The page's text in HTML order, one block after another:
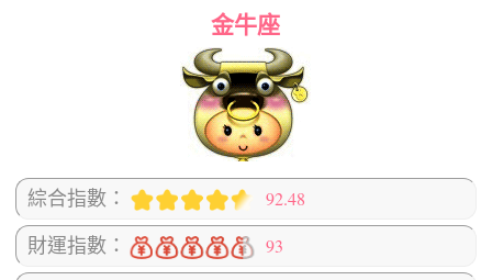
金牛座
綜合指數： 92.48
財運指數： 93